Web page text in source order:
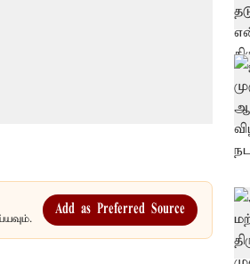
Add as Preferred Source